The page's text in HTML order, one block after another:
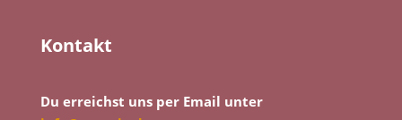
Kontakt
Du erreichst uns per Email unter